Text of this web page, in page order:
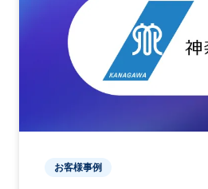
お客様事例